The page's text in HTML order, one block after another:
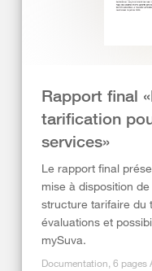
Rapport final
tarification
services»
Le rapport final
mise à disposition
structure tarifaire du
évaluations et
mySuva.
Documentation, 6 pages